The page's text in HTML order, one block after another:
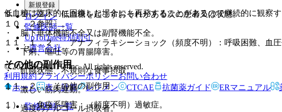
９．１．２． 低血糖を起こすおそれがある次の患者又は状態。
・ 脳下垂体機能不全又は副腎機能不全。
・ 下痢、嘔吐等の胃腸障害。
・ 飢餓状態、不規則な食事摂取。
・ 激しい筋肉運動。
・ 過度のアルコール摂取者。
低血糖は臨床的に回復した場合にも再発することがあるので継続的に観察
１０．２参照〕。
１１．１．２． アナフィラキシーショック（頻度不明）：呼吸困難、血
その他の副作用
１１．２． その他の副作用
１）． 免疫系障害：（頻度不明）過敏症。
新規登録
ログイン
監修医師一覧
UpToDate特別割引
運営会社
© 2021 HOKUTO Inc. All rights reserved.
利用規約プライバシーポリシーお問い合わせ
ホーム
表・計算 レジメン CTCAE 抗菌薬ガイド ERマニュアル
監修医師一覧